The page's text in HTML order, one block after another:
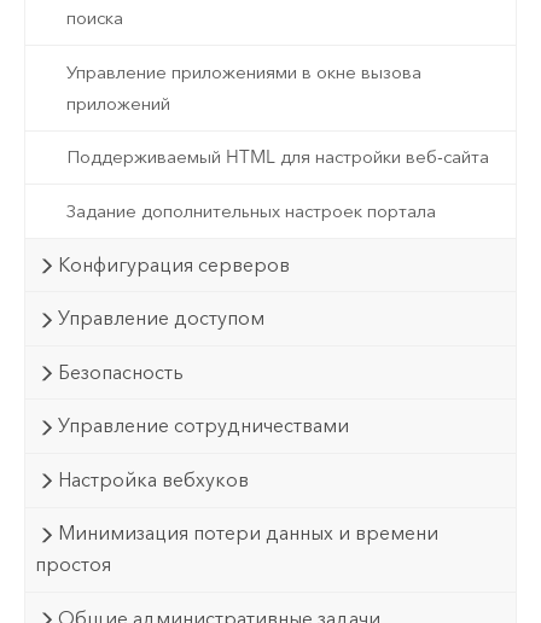
поиска
Управление приложениями в окне вызова
приложений
Поддерживаемый HTML для настройки веб-сайта
Задание дополнительных настроек портала
Конфигурация серверов
Управление доступом
Безопасность
Управление сотрудничествами
Настройка вебхуков
Минимизация потери данных и времени
простоя